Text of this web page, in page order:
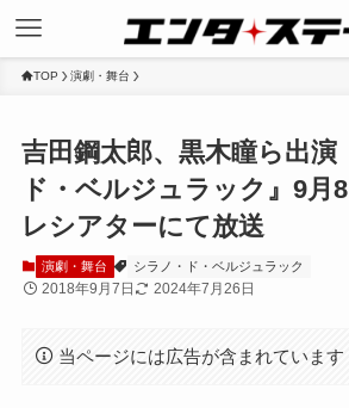
TOP 演劇・舞台
吉田鋼太郎、黒木瞳ら出演
ド・ベルジュラック』9月
レシアターにて放送
演劇・舞台 シラノ・ド・ベルジュラック
2018年9月7日 2024年7月26日
当ページには広告が含まれています